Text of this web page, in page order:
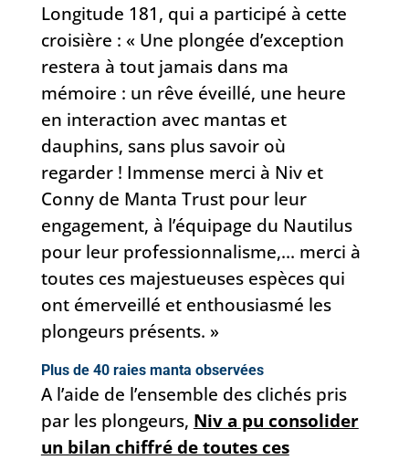
Longitude 181, qui a participé à cette
croisière : « Une plongée d’exception
restera à tout jamais dans ma
mémoire : un rêve éveillé, une heure
en interaction avec mantas et
dauphins, sans plus savoir où
regarder ! Immense merci à Niv et
Conny de Manta Trust pour leur
engagement, à l’équipage du Nautilus
pour leur professionnalisme,… merci à
toutes ces majestueuses espèces qui
ont émerveillé et enthousiasmé les
plongeurs présents. »
Plus de 40 raies manta observées
A l’aide de l’ensemble des clichés pris
par les plongeurs, Niv a pu consolider
un bilan chiffré de toutes ces